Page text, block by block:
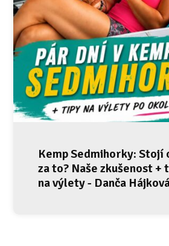
Kemp Sedmihorky: Stojí
za to? Naše zkušenost +
na výlety - Danča